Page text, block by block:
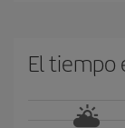
El tiempo